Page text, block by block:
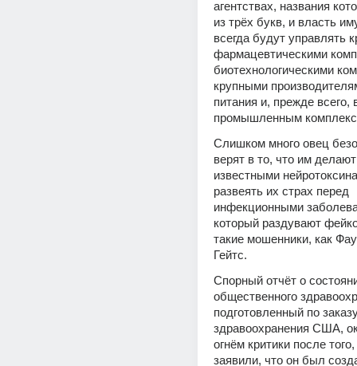
агентствах, названия
из трёх букв, и власть
всегда будут управлять
фармацевтическими
биотехнологическими
крупными
питания и, прежде всего,
промышленным
Слишком много овец
верят в то, что им
известными
развеять их страх перед
инфекционными
который раздувают
такие мошенники, как
Гейтс.
Спорный отчёт о
общественного
подготовленный по
здравоохранения США,
огнём критики после
заявили, что он был